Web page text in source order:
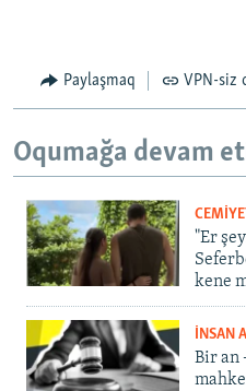
Paylaşmaq VPN-siz
Oqumağa devam
"Er
kene
İNSAN
Bir an